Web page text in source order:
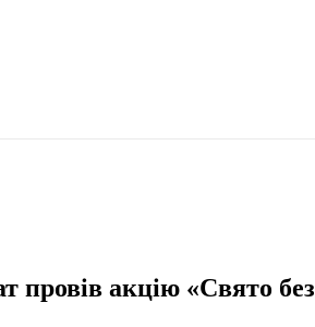
провів акцію «Свято без